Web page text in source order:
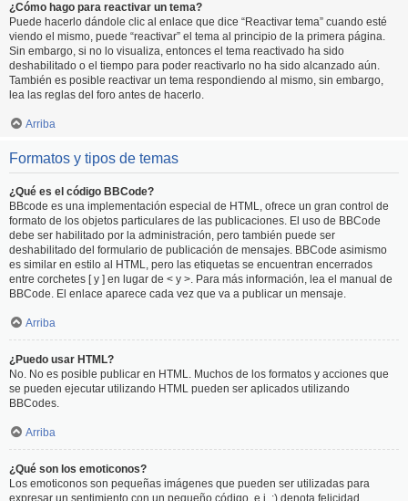
¿Cómo hago para reactivar un tema?
Puede hacerlo dándole clic al enlace que dice “Reactivar tema” cuando esté
viendo el mismo, puede “reactivar” el tema al principio de la primera página.
Sin embargo, si no lo visualiza, entonces el tema reactivado ha sido
deshabilitado o el tiempo para poder reactivarlo no ha sido alcanzado aún.
También es posible reactivar un tema respondiendo al mismo, sin embargo,
lea las reglas del foro antes de hacerlo.
Arriba
Formatos y tipos de temas
¿Qué es el código BBCode?
BBcode es una implementación especial de HTML, ofrece un gran control de
formato de los objetos particulares de las publicaciones. El uso de BBCode
debe ser habilitado por la administración, pero también puede ser
deshabilitado del formulario de publicación de mensajes. BBCode asimismo
es similar en estilo al HTML, pero las etiquetas se encuentran encerrados
entre corchetes [ y ] en lugar de < y >. Para más información, lea el manual de
BBCode. El enlace aparece cada vez que va a publicar un mensaje.
Arriba
¿Puedo usar HTML?
No. No es posible publicar en HTML. Muchos de los formatos y acciones que
se pueden ejecutar utilizando HTML pueden ser aplicados utilizando
BBCodes.
Arriba
¿Qué son los emoticonos?
Los emoticonos son pequeñas imágenes que pueden ser utilizadas para
expresar un sentimiento con un pequeño código, e.j. :) denota felicidad,